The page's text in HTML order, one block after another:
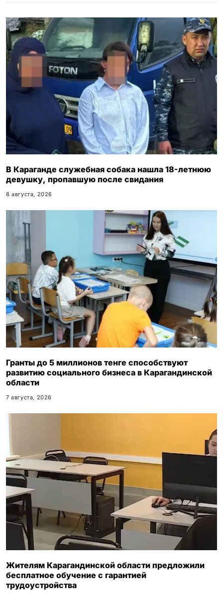
В Караганде служебная собака нашла 18-летнюю
девушку, пропавшую после свидания
8 августа, 2026
Гранты до 5 миллионов тенге способствуют
развитию социального бизнеса в Карагандинской
области
7 августа, 2026
Жителям Карагандинской области предложили
бесплатное обучение с гарантией
трудоустройства